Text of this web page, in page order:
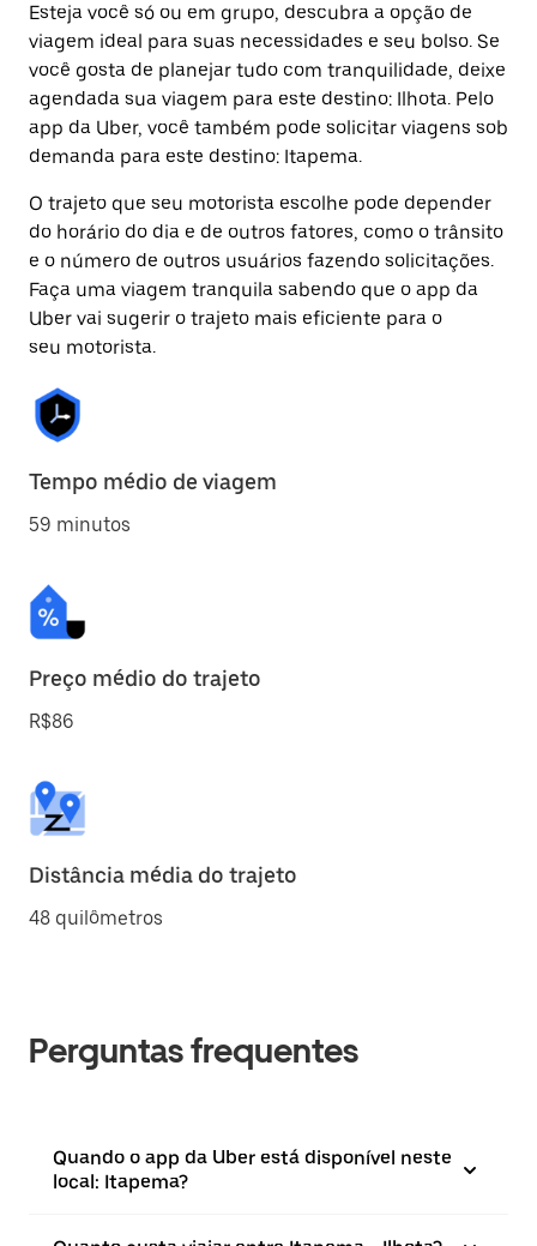
Esteja você só ou em grupo, descubra a opção de
viagem ideal para suas necessidades e seu bolso. Se
você gosta de planejar tudo com tranquilidade, deixe
agendada sua viagem para este destino: Ilhota. Pelo
app da Uber, você também pode solicitar viagens sob
demanda para este destino: Itapema.
O trajeto que seu motorista escolhe pode depender
do horário do dia e de outros fatores, como o trânsito
e o número de outros usuários fazendo solicitações.
Faça uma viagem tranquila sabendo que o app da
Uber vai sugerir o trajeto mais eficiente para o
seu motorista.
Tempo médio de viagem
59 minutos
Preço médio do trajeto
R$86
Distância média do trajeto
48 quilômetros
Perguntas frequentes
Quando o app da Uber está disponível neste
local: Itapema?